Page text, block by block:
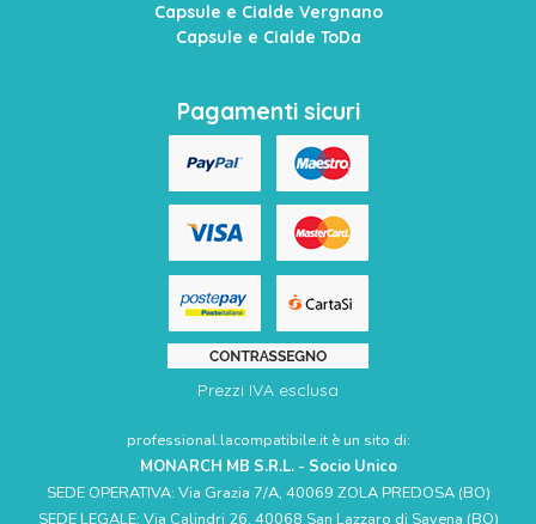
Capsule e Cialde Vergnano
Capsule e Cialde ToDa
Pagamenti sicuri
Prezzi IVA esclusa
professional.lacompatibile.it è un sito di:
MONARCH MB S.R.L. - Socio Unico
SEDE OPERATIVA: Via Grazia 7/A, 40069 ZOLA PREDOSA (BO)
SEDE LEGALE: Via Calindri 26, 40068 San Lazzaro di Savena (BO)